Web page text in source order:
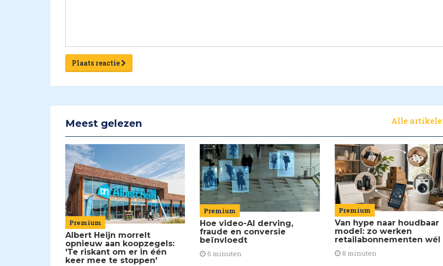
Plaats reactie
Meest gelezen Alle
Premium
Albert Heijn morrelt
opnieuw aan koopzegels:
'Te riskant om er in één
keer mee te stoppen'
Premium
Hoe video-AI derving,
fraude en conversie
beïnvloedt
5 minuten
Premium
Van hype naar houdbaar
model: zo werken
retailabonnementen wél
8 minuten